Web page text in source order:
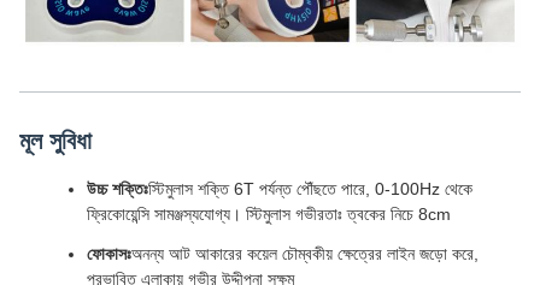
মূল সুবিধা
উচ্চ শক্তিঃস্টিমুলাস শক্তি 6T পর্যন্ত পৌঁছতে পারে, 0-100Hz থেকে
ফ্রিকোয়েন্সি সামঞ্জস্যযোগ্য। স্টিমুলাস গভীরতাঃ ত্বকের নিচে 8cm
ফোকাসঃঅনন্য আট আকারের কয়েল চৌম্বকীয় ক্ষেত্রের লাইন জড়ো করে,
প্রভাবিত এলাকায় গভীর উদ্দীপনা সক্ষম